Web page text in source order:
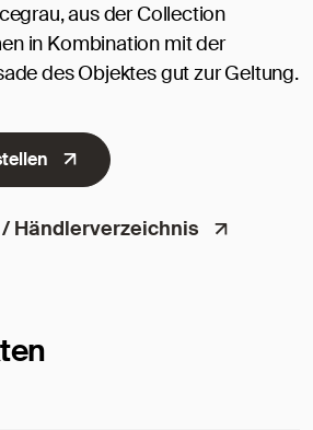
aus der Collection
in Kombination mit der
des Objektes gut zur Geltung.
Händlerverzeichnis